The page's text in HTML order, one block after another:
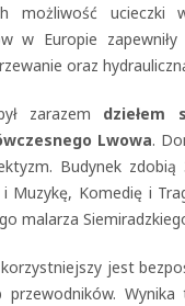
możliwość
w Europie
oraz
zarazem dziełem
Lwowa.
Budynek
Komedię i
malarza
jest